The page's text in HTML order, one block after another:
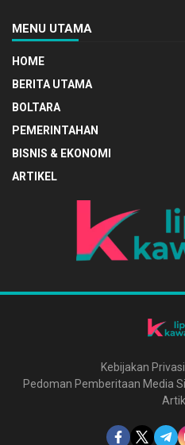
MENU UTAMA
HOME
BERITA UTAMA
BOLTARA
PEMERINTAHAN
BISNIS & EKONOMI
ARTIKEL
Kebijakan Privasi
Pedoman Pemberitaan Media